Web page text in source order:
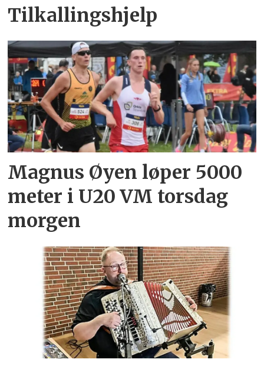
Tilkallingshjelp
Magnus Øyen løper 5000
meter i U20 VM torsdag
morgen